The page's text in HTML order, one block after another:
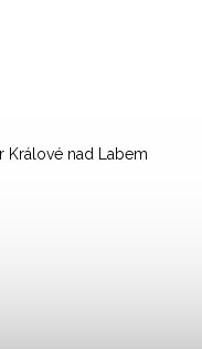
Králové nad Labem